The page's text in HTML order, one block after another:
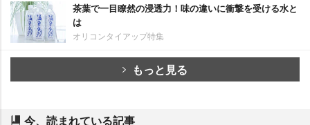
茶葉で一目瞭然の浸透力！味の違いに衝撃を受ける水と
は
オリコンタイアップ特集
もっと見る
今、読まれている記事